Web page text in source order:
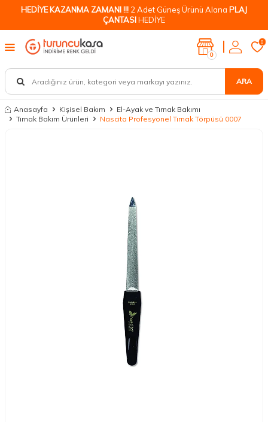
HEDİYE KAZANMA ZAMANI !!! 2 Adet Güneş Ürünü Alana PLAJ
ÇANTASIHEDİYE
ARA
0
0
Anasayfa Kişisel Bakım
El-Ayak ve Tırnak Bakımı
Tırnak Bakım Ürünleri
Nascita Profesyonel Tırnak Törpüsü 0007